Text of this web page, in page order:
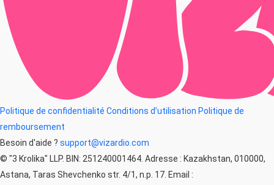
Politique de confidentialité Conditions d’utilisation Politique de
remboursement
Besoin d'aide ? support@vizardio.com
© "3 Krolika" LLP. BIN: 251240001464. Adresse : Kazakhstan, 010000,
Astana, Taras Shevchenko str. 4/1, n.p. 17. Email :